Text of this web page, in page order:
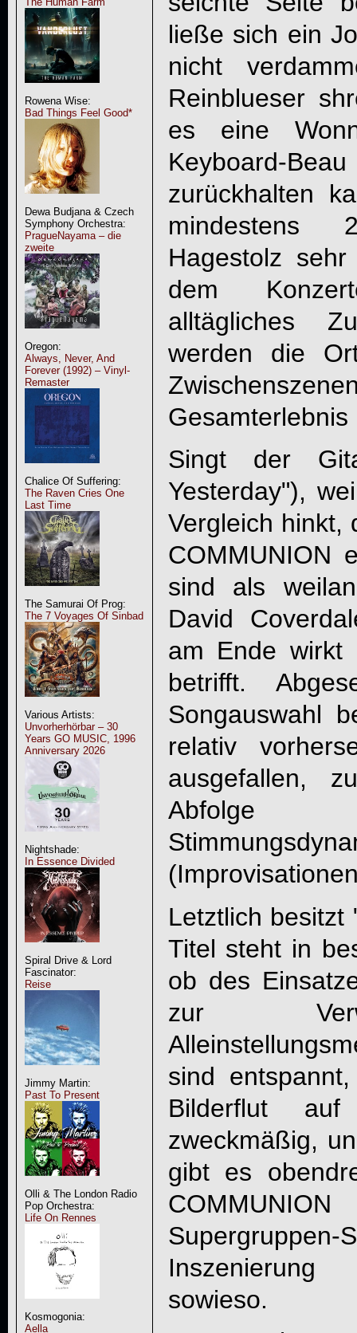
Rowena Wise:
Bad Things Feel Good*
Dewa Budjana & Czech
Symphony Orchestra:
PragueNayama – die
zweite
Oregon:
Always, Never, And
Forever (1992) – Vinyl-
Remaster
Chalice Of Suffering:
The Raven Cries One
Last Time
The Samurai Of Prog:
The 7 Voyages Of Sinbad
Various Artists:
Unvorherhörbar – 30
Years GO MUSIC, 1996
Anniversary 2026
Nightshade:
In Essence Divided
Spiral Drive & Lord
Fascinator:
Reise
Jimmy Martin:
Past To Present
Olli & The London Radio
Pop Orchestra:
Life On Rennes
Kosmogonia:
Aella
ließe sich ein
nicht
Reinblueser
es eine
Keyboard-
zurückhalten
mindestens
Hagestolz
dem
alltägliches
werden die
Singt der
Yesterday"),
Vergleich hinkt,
COMMUNION
sind als
David
am Ende wirkt
betrifft.
Songauswahl
relativ
ausgefallen,
Abfolge
Letztlich besitzt
Titel steht in
ob des
zur
sind
Bilderflut
zweckmäßig,
gibt es
COMMUNION
Inszenierung
sowieso.